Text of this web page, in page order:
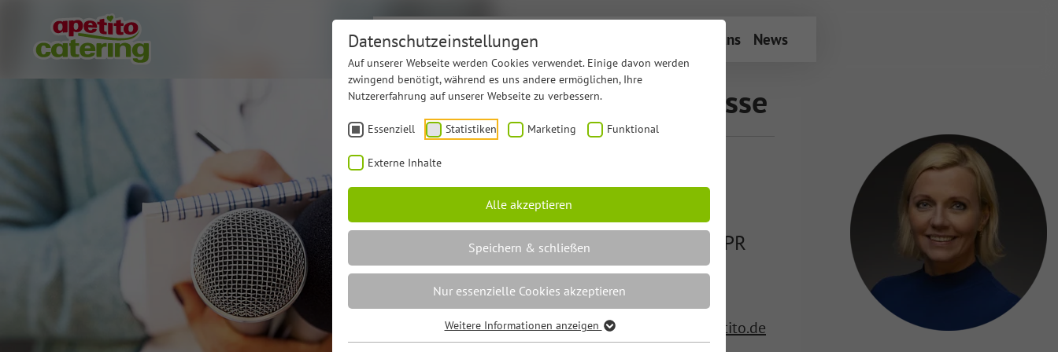
Datenschutzeinstellungen
Auf unserer Webseite werden Cookies verwendet. Einige davon werden
zwingend benötigt, während es uns andere ermöglichen, Ihre
Nutzererfahrung auf unserer Webseite zu verbessern.
Essenziell Statistiken Marketing Funktional
Externe Inhalte
Alle akzeptieren
Speichern & schließen
Nur essenzielle Cookies akzeptieren
Weitere Informationen anzeigen
Geschäftsfelder
Betriebsgastronomie Care Gastronomie
Nachhaltigkeit Über uns News
Aus der Presse
News & Presse
Sarah von Behren
Unternehmens
kommunikation & PR
E-Mail:
Sarah.vonBehren@apetito.de